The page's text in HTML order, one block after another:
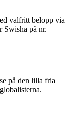
valfritt belopp via
Swisha på nr.
på den lilla fria